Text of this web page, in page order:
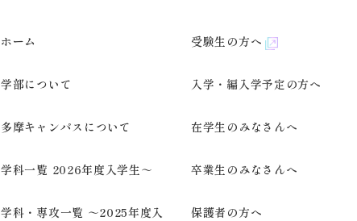
ホーム
学部について
多摩キャンパスについて
学科一覧 2026年度入学生～
学科・専攻一覧 ～2025年度入
受験生の方へ
入学・編入学予定の方へ
在学生のみなさんへ
卒業生のみなさんへ
保護者の方へ